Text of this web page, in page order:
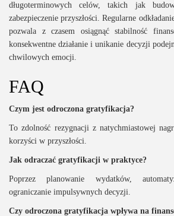
długoterminowych celów, takich jak
zabezpieczenie przyszłości. Regularne
pozwala z czasem osiągnąć stabilność
konsekwentne działanie i unikanie decyzji
chwilowych emocji.
FAQ
Czym jest odroczona gratyfikacja?
To zdolność rezygnacji z natychmiastowej
korzyści w przyszłości.
Jak odraczać gratyfikacji w praktyce?
Poprzez planowanie wydatków,
ograniczanie impulsywnych decyzji.
Czy odroczona gratyfikacja wpływa na